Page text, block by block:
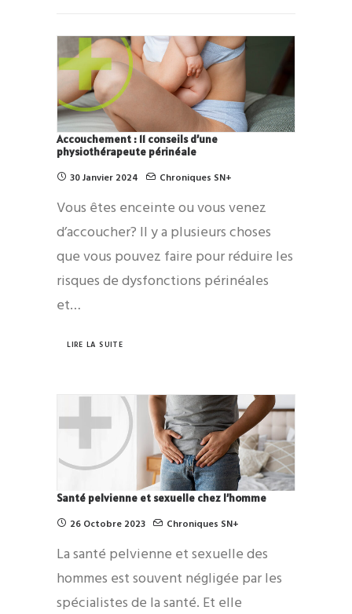
Accouchement : 11 conseils d’une
physiothérapeute périnéale
30 Janvier 2024 Chroniques SN+
Vous êtes enceinte ou vous venez
d’accoucher? Il y a plusieurs choses
que vous pouvez faire pour réduire les
risques de dysfonctions périnéales
et…
LIRE LA SUITE
Santé pelvienne et sexuelle chez l’homme
26 Octobre 2023 Chroniques SN+
La santé pelvienne et sexuelle des
hommes est souvent négligée par les
spécialistes de la santé. Et elle